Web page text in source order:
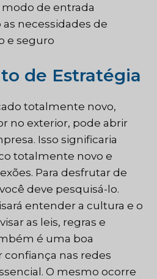
de entrada
necessidades de
e seguro
de Estratégia
totalmente novo,
no exterior, pode abrir
Isso significaria
totalmente novo e
Para desfrutar de
deve pesquisá-lo.
entender a cultura e o
as leis, regras e
é uma boa
confiança nas redes
O mesmo ocorre